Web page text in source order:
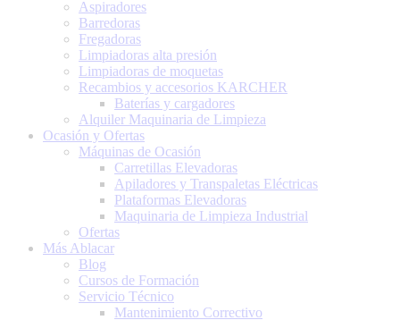
Aspiradores
Barredoras
Fregadoras
Limpiadoras alta presión
Limpiadoras de moquetas
Recambios y accesorios KARCHER
Baterías y cargadores
Alquiler Maquinaria de Limpieza
Ocasión y Ofertas
Máquinas de Ocasión
Carretillas Elevadoras
Apiladores y Transpaletas Eléctricas
Plataformas Elevadoras
Maquinaria de Limpieza Industrial
Ofertas
Más Ablacar
Blog
Cursos de Formación
Servicio Técnico
Mantenimiento Correctivo